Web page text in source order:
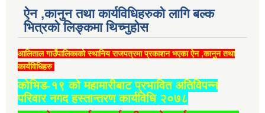
ऐन ,कानुन तथा कार्यविधिहरुको लागि बल्क
भित्रको लिङ्कमा थिच्‍नुहोस
आलिताल गाउँपालिकाको स्थानिय राजपत्रमा प्रकाशन भएका ऐन ,कानुन तथा
कार्यविधिहरु
कोभिड-१९ को महामारीबाट प्रभावित अतिविपन्न
परिवार नगद हस्तान्तरण कार्यविधि २०७८